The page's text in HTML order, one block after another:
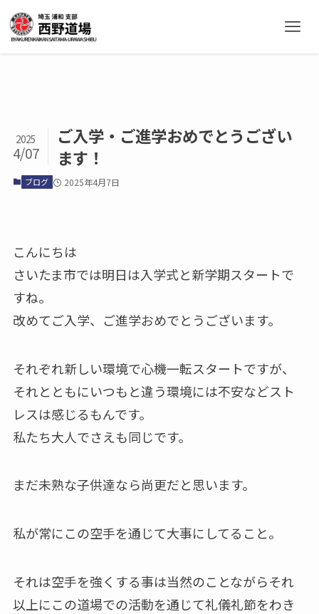
ご入学・ご進学おめでとうござい
ます！
2025
4/07
ブログ 2025年4月7日
こんにちは
さいたま市では明日は入学式と新学期スタートで
すね。
改めてご入学、ご進学おめでとうございます。
それぞれ新しい環境で心機一転スタートですが、
それとともにいつもと違う環境には不安などスト
レスは感じるもんです。
私たち大人でさえも同じです。
まだ未熟な子供達なら尚更だと思います。
私が常にこの空手を通じて大事にしてること。
それは空手を強くする事は当然のことながらそれ
以上にこの道場での活動を通じて礼儀礼節をわき